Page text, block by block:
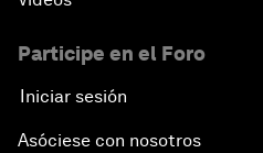
Participe en el Foro
Iniciar sesión
Asóciese con nosotros